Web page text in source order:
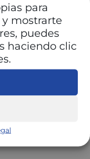
para
mostrarte
puedes
haciendo clic